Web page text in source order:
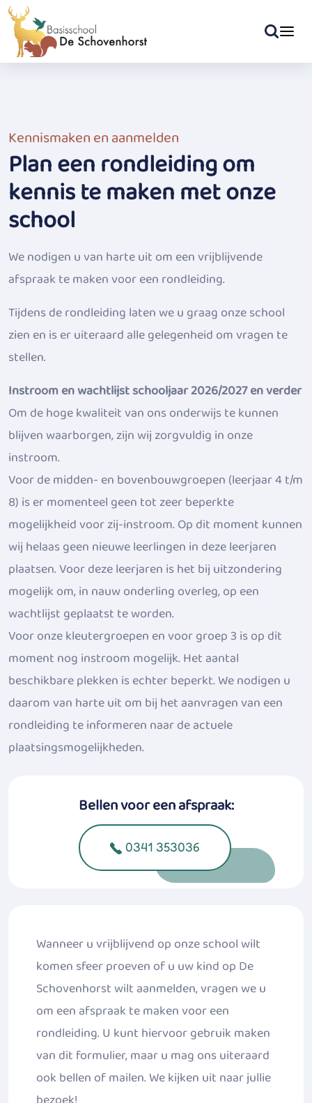
Kennismaken en aanmelden
Plan een rondleiding om
kennis te maken met onze
school
We nodigen u van harte uit om een vrijblijvende
afspraak te maken voor een rondleiding.
Tijdens de rondleiding laten we u graag onze school
zien en is er uiteraard alle gelegenheid om vragen te
stellen.
Instroom en wachtlijst schooljaar 2026/2027 en verder
Om de hoge kwaliteit van ons onderwijs te kunnen
blijven waarborgen, zijn wij zorgvuldig in onze
instroom.
Voor de midden- en bovenbouwgroepen (leerjaar 4 t/m
8) is er momenteel geen tot zeer beperkte
mogelijkheid voor zij-instroom. Op dit moment kunnen
wij helaas geen nieuwe leerlingen in deze leerjaren
plaatsen. Voor deze leerjaren is het bij uitzondering
mogelijk om, in nauw onderling overleg, op een
wachtlijst geplaatst te worden.
Voor onze kleutergroepen en voor groep 3 is op dit
moment nog instroom mogelijk. Het aantal
beschikbare plekken is echter beperkt. We nodigen u
daarom van harte uit om bij het aanvragen van een
rondleiding te informeren naar de actuele
plaatsingsmogelijkheden.
Bellen voor een afspraak:
0341 353036
Wanneer u vrijblijvend op onze school wilt
komen sfeer proeven of u uw kind op De
Schovenhorst wilt aanmelden, vragen we u
om een afspraak te maken voor een
rondleiding. U kunt hiervoor gebruik maken
van dit formulier, maar u mag ons uiteraard
ook bellen of mailen. We kijken uit naar jullie